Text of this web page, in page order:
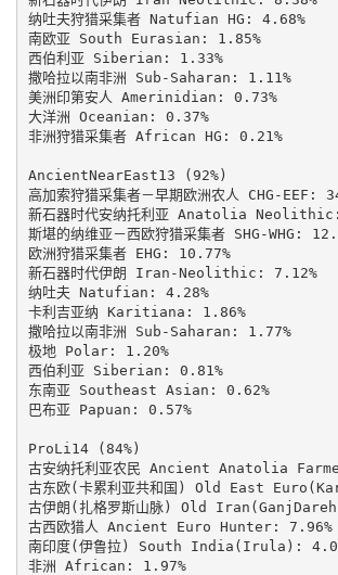
纳吐夫狩猎采集者 Natufian HG: 4.68%
南欧亚 South Eurasian: 1.85%
西伯利亚 Siberian: 1.33%
撒哈拉以南非洲 Sub-Saharan: 1.11%
美洲印第安人 Amerinidian: 0.73%
大洋洲 Oceanian: 0.37%
非洲狩猎采集者 African HG: 0.21%
AncientNearEast13 (92%)
高加索狩猎采集者－早期欧洲农人 CHG-EEF:
新石器时代安纳托利亚 Anatolia
斯堪的纳维亚－西欧狩猎采集者 SHG-WHG:
欧洲狩猎采集者 EHG: 10.77%
新石器时代伊朗 Iran-Neolithic: 7.12%
纳吐夫 Natufian: 4.28%
卡利吉亚纳 Karitiana: 1.86%
撒哈拉以南非洲 Sub-Saharan: 1.77%
极地 Polar: 1.20%
西伯利亚 Siberian: 0.81%
东南亚 Southeast Asian: 0.62%
巴布亚 Papuan: 0.57%
ProLi14 (84%)
古安纳托利亚农民 Ancient Anatolia
古东欧(卡累利亚共和国) Old East
古伊朗(扎格罗斯山脉) Old
古西欧猎人 Ancient Euro Hunter: 7.96%
南印度(伊鲁拉) South India(Irula):
非洲 African: 1.97%